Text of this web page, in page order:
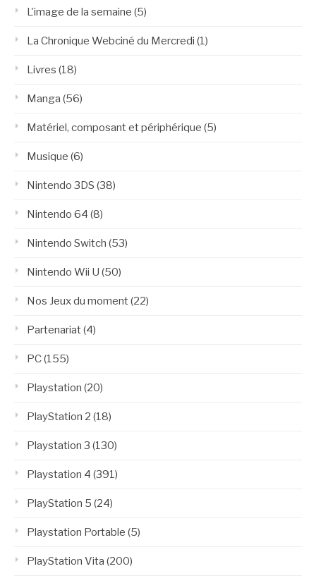
L'image de la semaine (5)
La Chronique Webciné du Mercredi (1)
Livres (18)
Manga (56)
Matériel, composant et périphérique (5)
Musique (6)
Nintendo 3DS (38)
Nintendo 64 (8)
Nintendo Switch (53)
Nintendo Wii U (50)
Nos Jeux du moment(22)
Partenariat(4)
PC(155)
Playstation (20)
PlayStation 2 (18)
Playstation 3 (130)
Playstation 4 (391)
PlayStation 5 (24)
Playstation Portable (5)
PlayStation Vita (200)